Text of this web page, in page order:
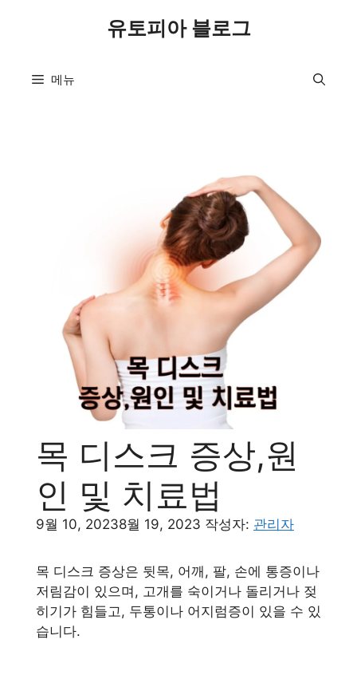
유토피아 블로그
메뉴
목 디스크 증상,원
인 및 치료법
9월 10, 20238월 19, 2023 작성자: 관리자
목 디스크 증상은 뒷목, 어깨, 팔, 손에 통증이나
저림감이 있으며, 고개를 숙이거나 돌리거나 젖
히기가 힘들고, 두통이나 어지럼증이 있을 수 있
습니다.